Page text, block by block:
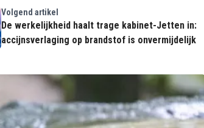
Volgend artikel
De werkelijkheid haalt trage kabinet-Jetten in:
accijnsverlaging op brandstof is onvermijdelijk